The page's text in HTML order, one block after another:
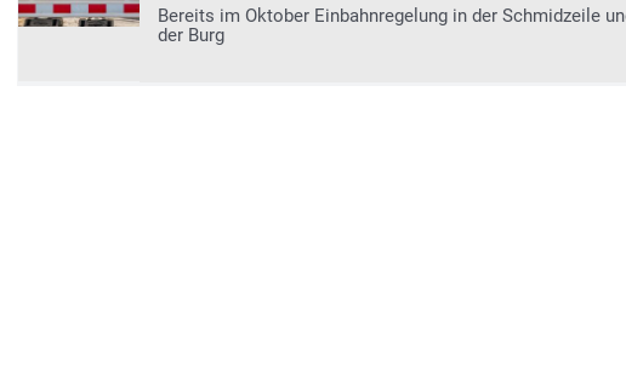
Bereits im Oktober Einbahnregelung in der Schmidzeile
der Burg